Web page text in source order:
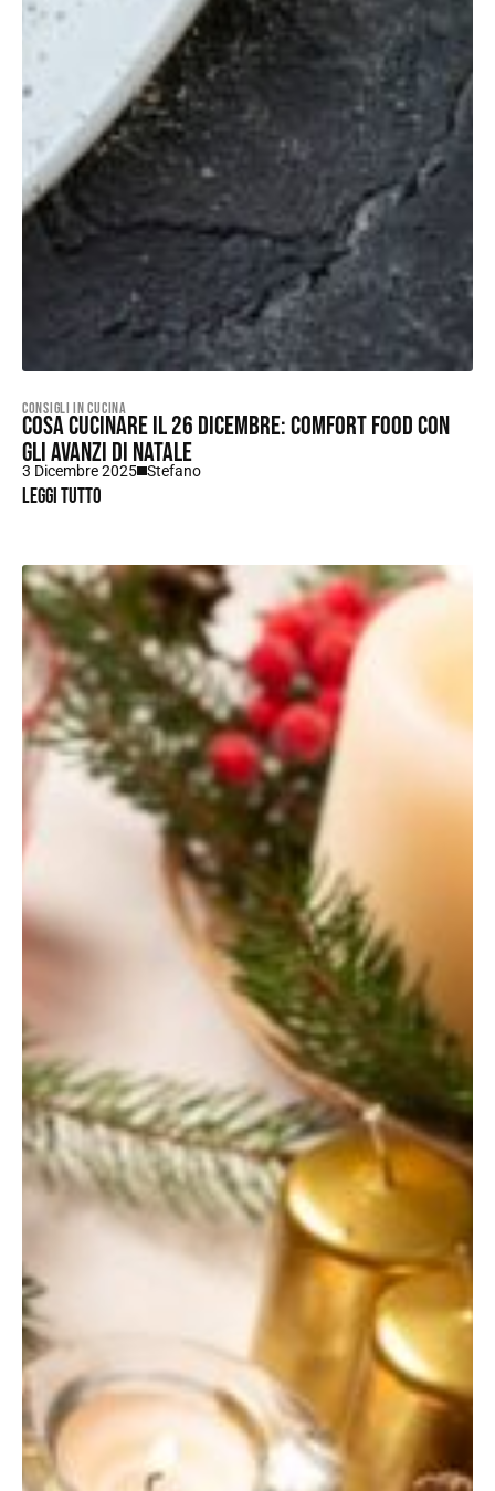
Consigli in Cucina
Cosa cucinare il 26 dicembre: comfort food con
gli avanzi di natale
3 Dicembre 2025 Stefano
Leggi tutto